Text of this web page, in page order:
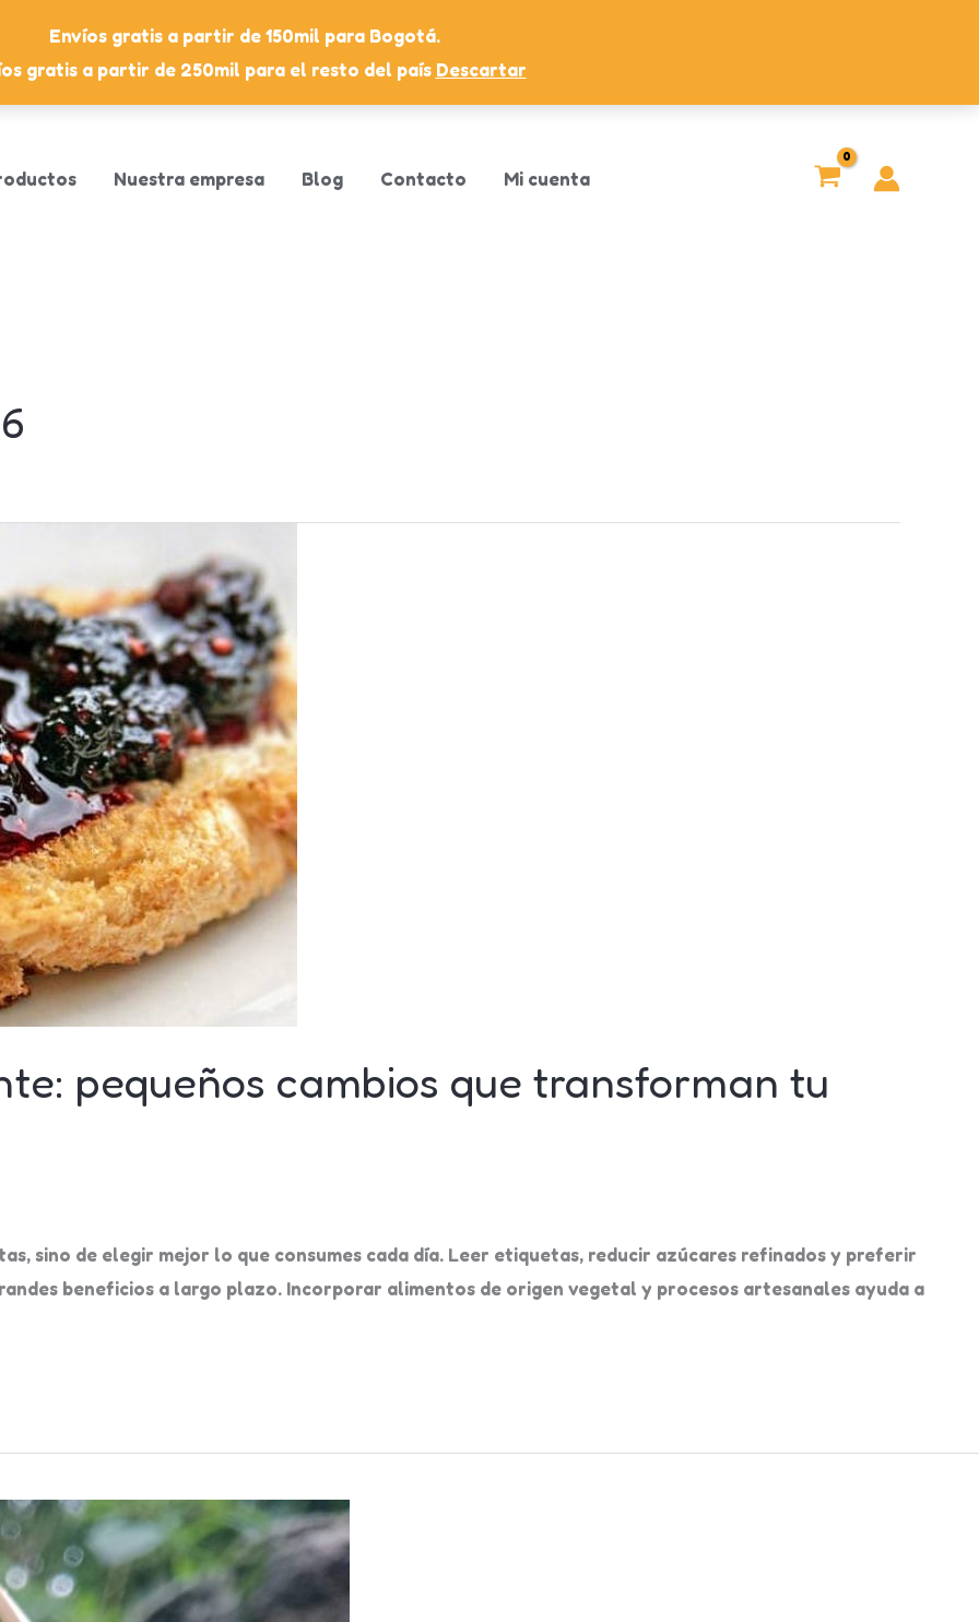
Envíos gratis a partir de 150mil para Bogotá.
gratis a partir de 250mil para el resto del país Descartar
Nuestra empresa Blog Contacto Mi cuenta
pequeños cambios que transforman tu
sino de elegir mejor lo que consumes cada día. Leer etiquetas, reducir azúcares refinados y preferir
beneficios a largo plazo. Incorporar alimentos de origen vegetal y procesos artesanales ayuda a